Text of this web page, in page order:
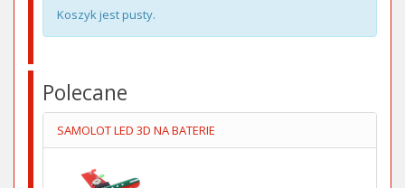
Koszyk jest pusty.
Polecane
SAMOLOT LED 3D NA BATERIE